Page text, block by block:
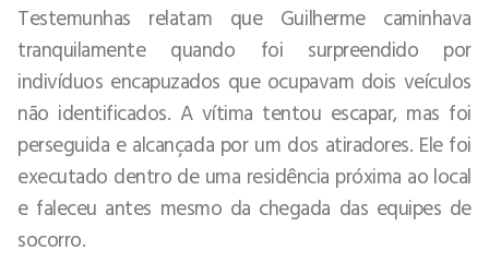
Testemunhas relatam que Guilherme caminhava
tranquilamente quando foi surpreendido por
indivíduos encapuzados que ocupavam dois veículos
não identificados. A vítima tentou escapar, mas foi
perseguida e alcançada por um dos atiradores. Ele foi
executado dentro de uma residência próxima ao local
e faleceu antes mesmo da chegada das equipes de
socorro.